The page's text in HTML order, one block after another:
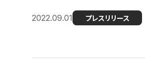
2022.09.01 プレスリリース